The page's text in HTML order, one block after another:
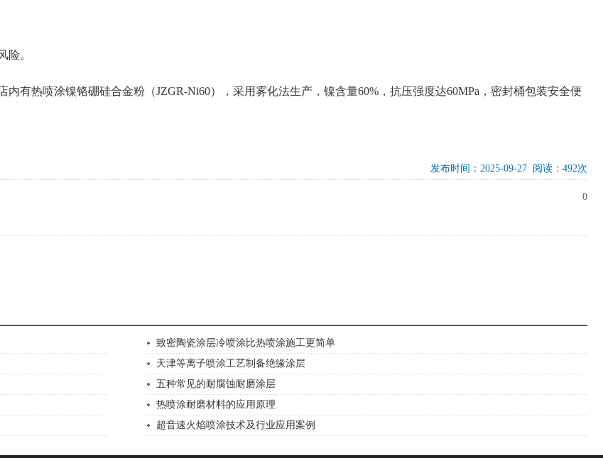
险。
有热喷涂镍铬硼硅合金粉（JZGR-Ni60），采用雾化法生产，镍含量60%，抗压强度达60MPa，密封桶包装安全便
发布时间：2025-09-27 阅读：492次
0
致密陶瓷涂层冷喷涂比热喷涂施工更简单
天津等离子喷涂工艺制备绝缘涂层
五种常见的耐腐蚀耐磨涂层
热喷涂耐磨材料的应用原理
超音速火焰喷涂技术及行业应用案例